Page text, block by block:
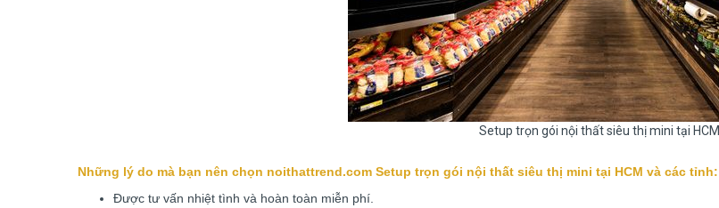
Setup trọn gói nội thất siêu thị mini tại HCM
Những lý do mà bạn nên chọn noithattrend.com Setup trọn gói nội thất siêu thị mini tại HCM và các tỉnh:
Được tư vấn nhiệt tình và hoàn toàn miễn phí.